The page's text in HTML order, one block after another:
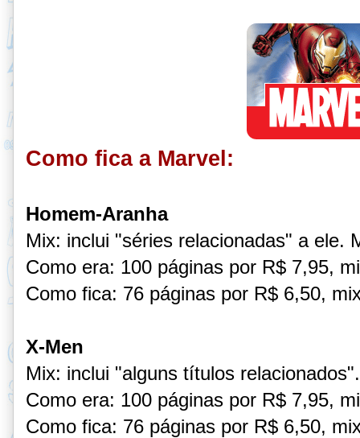
Como fica a Marvel:
Homem-Aranha
Mix: inclui "séries relacionadas" a ele.
Como era: 100 páginas por R$ 7,95,
Como fica: 76 páginas por R$ 6,50,
X-Men
Mix: inclui "alguns títulos
Como era: 100 páginas por R$ 7,95,
Como fica: 76 páginas por R$ 6,50,